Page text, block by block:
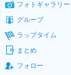
フォトギャラリー
グループ
ラップタイム
まとめ
フォロー